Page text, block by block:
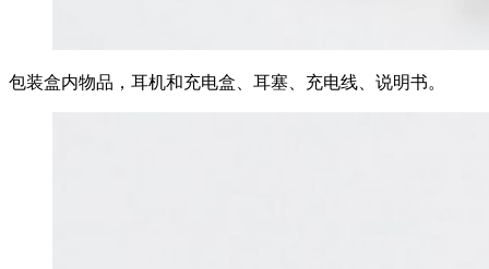
包装盒内物品，耳机和充电盒、耳塞、充电线、说明书。